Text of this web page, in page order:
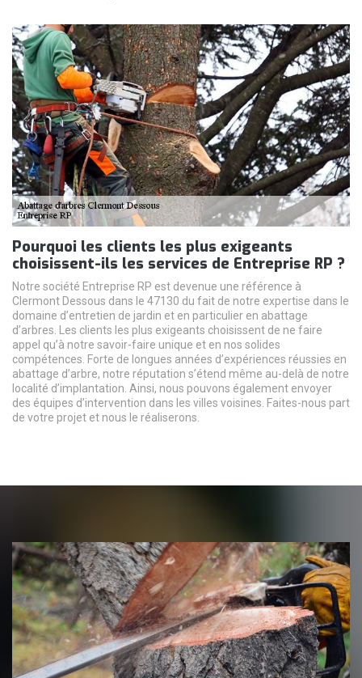
Pourquoi les clients les plus exigeants
choisissent-ils les services de Entreprise RP ?
Notre société Entreprise RP est devenue une référence à
Clermont Dessous dans le 47130 du fait de notre expertise dans le
domaine d’entretien de jardin et en particulier en abattage
d’arbres. Les clients les plus exigeants choisissent de ne faire
appel qu’à notre savoir-faire unique et en nos solides
compétences. Forte de longues années d’expériences réussies en
abattage d’arbre, notre réputation s’étend même au-delà de notre
localité d’implantation. Ainsi, nous pouvons également envoyer
des équipes d’intervention dans les villes voisines. Faites-nous part
de votre projet et nous le réaliserons.